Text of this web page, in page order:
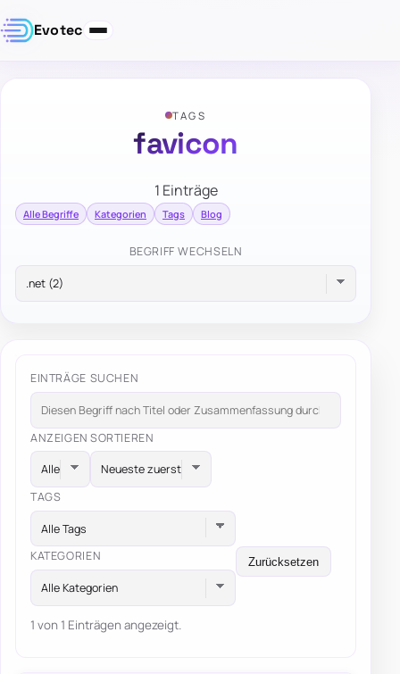
Evotec
TAGS
favicon
1 Einträge
Alle Begriffe Kategorien Tags Blog
BEGRIFF WECHSELN
EINTRÄGE SUCHEN
ANZEIGEN SORTIEREN
TAGS
Alle Tags
KATEGORIEN
Alle Kategorien
Zurücksetzen
1 von 1 Einträgen angezeigt.